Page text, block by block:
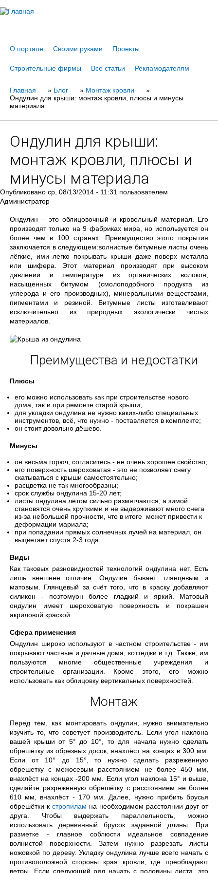
О портале Своими руками Проекты
Строительные фирмы Все статьи Рекламодателям
Вы
здесь
Главная » Блог » Монтаж кровли
»
Ондулин для крыши: монтаж кровли, плюсы и минусы
материала
Ондулин для крыши:
монтаж кровли, плюсы и
минусы материала
Опубликовано ср, 08/13/2014 - 11:31 пользователем
Администратор
Ондулин – это облицовочный и кровельный материал. Его
производят только на 9 фабриках мира, но используется он
более чем в 100 странах. Преимущество этого покрытия
заключается в следующем:волнистые битумные листы очень
лёгкие, ими легко покрывать крыши даже поверх металла
или шифера. Этот материал производят при высоком
давлении и температуре из органических волокон,
насыщенных битумом (смолоподобного продукта из
углерода и его производных), минеральными веществами,
пигментами и резиной. Битумные листы изготавливают
исключительно из природных экологически чистых
материалов.
Преимущества и недостатки
Плюсы
его можно использовать как при строительстве нового
дома, так и при ремонте старой крыши;
для укладки ондулина не нужно каких-либо специальных
инструментов, всё, что нужно - поставляется в комплекте;
он стоит довольно дёшево.
Минусы
он весьма горюч, согласитесь - не очень хорошее свойство;
его поверхность шероховатая - это не позволяет снегу
скатываться с крыши самостоятельно;
расцветка не так многообразны;
срок службы ондулина 15-20 лет;
листы ондулина летом сильно размягчаются, а зимой
становятся очень хрупкими и не выдерживают много снега
из-за небольшой прочности, что в итоге может привести к
деформации мариала;
при попадании прямых солнечных лучей на материал, он
выцветает спустя 2-3 года.
Виды
Как таковых разновидностей технологий ондулина нет. Есть
лишь внешнее отличие. Ондулин бывает: глянцевым и
матовым. Глянцевый за счёт того, что в краску добавляют
силикон - поэтомуон более гладкий и яркий. Матовый
ондулин имеет шероховатую поверхность и покрашен
акриловой краской.
Сфера применения
Ондулин широко используют в частном строительстве - им
покрывают частные и дачные дома, коттеджи и т.д. Также, им
пользуются многие общественные учреждения и
строительные организации. Кроме этого, его можно
использовать как облицовку вертикальных поверхностей.
Монтаж
Перед тем, как монтировать ондулин, нужно внимательно
изучить то, что советует производитель. Если угол наклона
вашей крыши от 5° до 10°, то для начала нужно сделать
обрешётку из обрезных досок, внахлёст на концах в 300 мм.
Если от 10° до 15°, то нужно сделать разреженную
обрешетку с межосевым расстоянием не более 450 мм,
внахлёст на концах -200 мм. Если угол наклона 15° и выше,
сделайте разреженную обрешётку с расстоянием не более
610 мм, внахлёст - 170 мм. Далее, нужно прибить брусья
обрешётки к стропилам на необходимом расстоянии друг от
друга. Чтобы выдержать параллельность, можно
использовать деревянный брусок заданной длины. При
разметке - главное соблюсти идеальное совпадение
волнистой поверхности. Затем нужно разрезать листы
ножовкой по дереву. Укладку ондулина лучше всего начать с
противоположной стороны края кровли, где преобладают
ветры. Если следующий ряд начать с половины листа, это